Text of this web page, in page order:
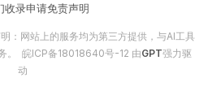
收录申请免责声明
：网站上的服务均为第三方提供，与AI工具
。 皖ICP备18018640号-12 由GPT强力驱
动